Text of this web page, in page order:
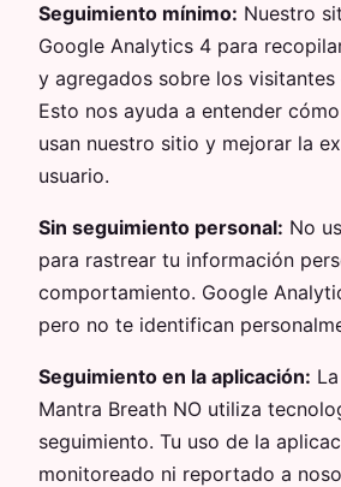
Seguimiento mínimo: Nuestro
Google Analytics 4 para
y agregados sobre los
Esto nos ayuda a entender
usan nuestro sitio y mejorar la
usuario.
Sin seguimiento personal: No
para rastrear tu información
comportamiento. Google
pero no te identifican
Seguimiento en la aplicación:
Mantra Breath NO utiliza
seguimiento. Tu uso de la
monitoreado ni reportado a